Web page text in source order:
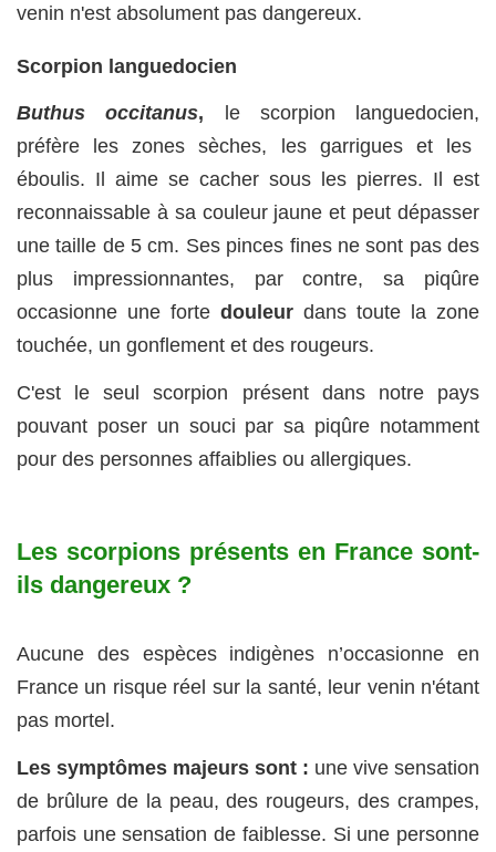
venin n'est absolument pas dangereux.
Scorpion languedocien
Buthus occitanus,
le scorpion languedocien,
préfère les zones sèches, les garrigues et les
éboulis. Il aime se cacher sous les pierres. Il est
reconnaissable à sa couleur jaune et peut dépasser
une taille de 5 cm. Ses pinces fines ne sont pas des
plus impressionnantes, par contre, sa piqûre
occasionne une forte douleur dans toute la zone
touchée, un gonflement et des rougeurs.
C'est le seul scorpion présent dans notre pays
pouvant poser un souci par sa piqûre notamment
pour des personnes affaiblies ou allergiques.
Les scorpions présents en France sont-
ils dangereux ?
Aucune des espèces indigènes n’occasionne en
France un risque réel sur la santé, leur venin n'étant
pas mortel.
Les symptômes majeurs sont : une vive sensation
de brûlure de la peau, des rougeurs, des crampes,
parfois une sensation de faiblesse. Si une personne